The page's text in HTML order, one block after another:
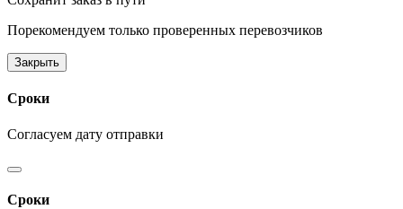
Порекомендуем только проверенных перевозчиков
Закрыть
Сроки
Согласуем дату отправки
Сроки